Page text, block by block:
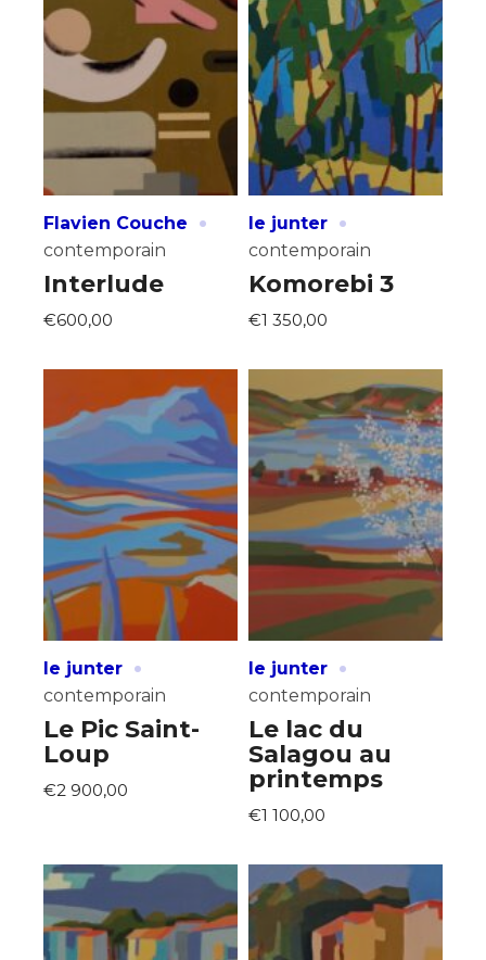
Nom
Prénom
Statut / Organisation
J'accepte lestermes et conditions
* Champ obligatoire
Adresse email*
Nom
Prénom
Statut / Organisation
J'accepte les termes et conditions
Flavien Couche ·
contemporain
Interlude
€600,00
le junter ·
contemporain
Komorebi 3
€1 350,00
le junter ·
contemporain
Le Pic Saint-
Loup
€2 900,00
le junter ·
contemporain
Le lac du
Salagou au
printemps
€1 100,00